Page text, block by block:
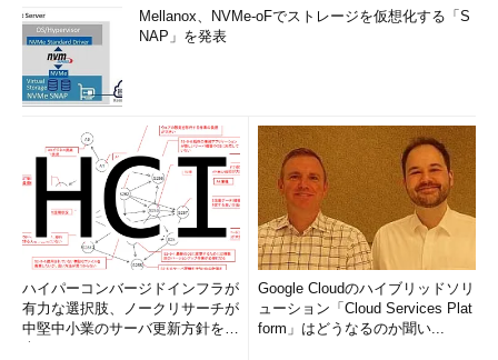
Mellanox、NVMe-oFでストレージを仮想化する「S
NAP」を発表
ハイパーコンバージドインフラが
有力な選択肢、ノークリサーチが
中堅中小業のサーバ更新方針を調
Google Cloudのハイブリッドソリ
ューション「Cloud Services Plat
form」はどうなるのか聞い...